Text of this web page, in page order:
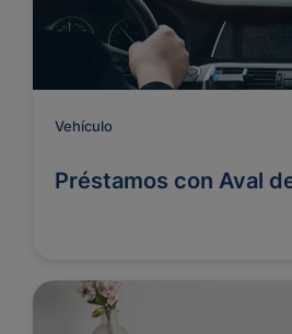
Vehículo
Préstamos con Aval